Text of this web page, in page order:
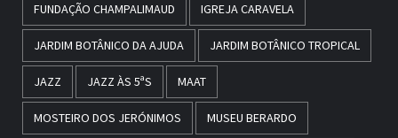
FUNDAÇÃO CHAMPALIMAUD IGREJA CARAVELA
JARDIM BOTÂNICO DA AJUDA JARDIM BOTÂNICO TROPICAL
JAZZ JAZZ ÀS 5ªS MAAT
MOSTEIRO DOS JERÓNIMOS MUSEU BERARDO